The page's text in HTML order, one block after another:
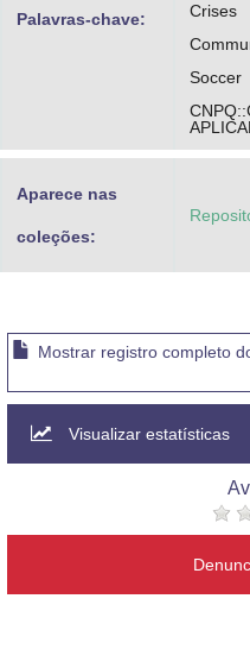
Palavras-chave:
Crises
Soccer
Aparece nas
coleções:
Mostrar registro completo
Visualizar estatísticas